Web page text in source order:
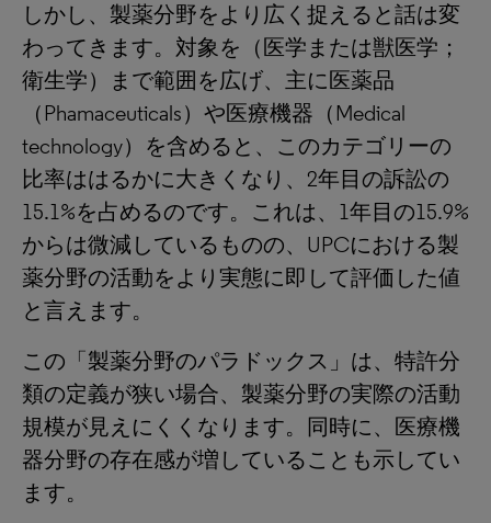
しかし、製薬分野をより広く捉えると話は変
わってきます。対象を（医学または獣医学；
衛生学）まで範囲を広げ、主に医薬品
（Phamaceuticals）や医療機器（Medical
technology）を含めると、このカテゴリーの
比率ははるかに大きくなり、2年目の訴訟の
15.1%を占めるのです。これは、1年目の15.9%
からは微減しているものの、UPCにおける製
薬分野の活動をより実態に即して評価した値
と言えます。
この「製薬分野のパラドックス」は、特許分
類の定義が狭い場合、製薬分野の実際の活動
規模が見えにくくなります。同時に、医療機
器分野の存在感が増していることも示してい
ます。